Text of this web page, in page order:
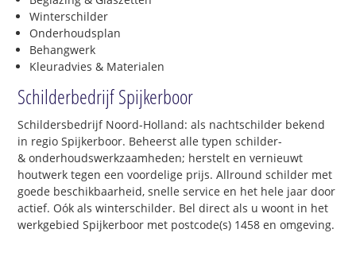
Winterschilder
Onderhoudsplan
Behangwerk
Kleuradvies & Materialen
Schilderbedrijf Spijkerboor
Schildersbedrijf Noord-Holland: als nachtschilder bekend
in regio Spijkerboor. Beheerst alle typen schilder-
& onderhoudswerkzaamheden; herstelt en vernieuwt
houtwerk tegen een voordelige prijs. Allround schilder met
goede beschikbaarheid, snelle service en het hele jaar door
actief. Oók als winterschilder. Bel direct als u woont in het
werkgebied Spijkerboor met postcode(s) 1458 en omgeving.